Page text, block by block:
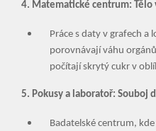
4. Matematické centrum: Tělo
Práce s daty v grafech a
porovnávají váhu
počítají skrytý cukr v
5. Pokusy a laboratoř: Souboj
Badatelské centrum,